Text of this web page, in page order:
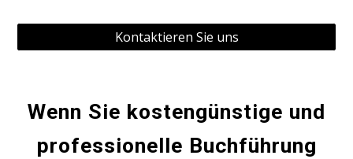
Kontaktieren Sie uns
Wenn Sie kostengünstige und
professionelle Buchführung